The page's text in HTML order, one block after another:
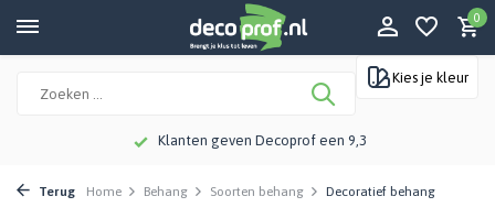
0
Kies je kleur
Klanten geven Decoprof een 9,3
Terug Home Behang Soorten behang Decoratief behang